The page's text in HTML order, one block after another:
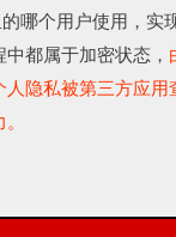
哪个用户使用，实
都属于加密状态，
隐私被第三方应